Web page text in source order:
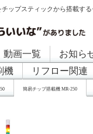
ップスティックから搭載す
動画一覧
お知ら
機 リフロー関連
簡易チップ搭載機 MR-250